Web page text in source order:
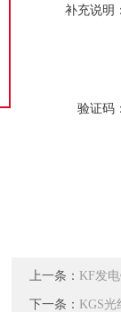
补充说明
验证码
上一条： KF发
下一条： KGS光